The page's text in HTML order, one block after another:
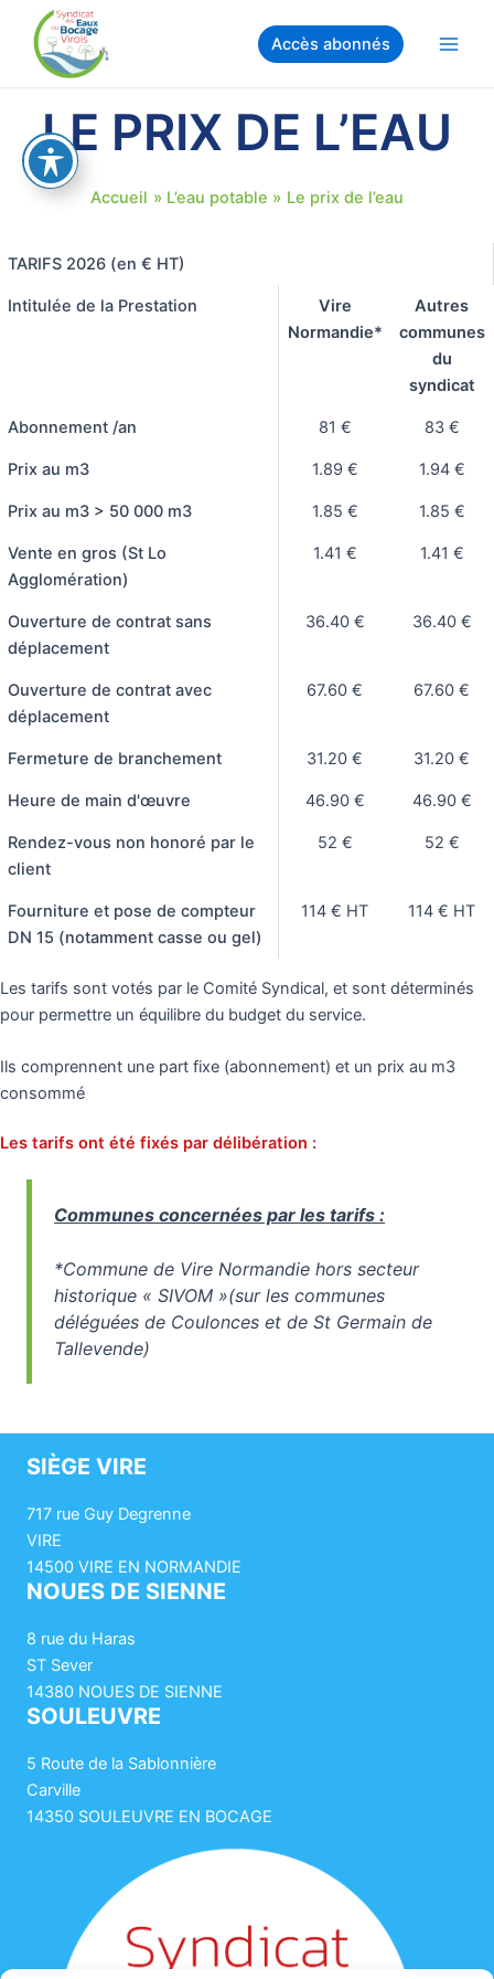
contenu
Accès abonnés
LE PRIX DE L’EAU
Accueil L’eau potable Le prix de l’eau
TARIFS 2026 (en € HT)
Intitulée de la Prestation
Vire
Normandie*
Autres
communes
du
syndicat
Abonnement /an 81 € 83 €
Prix au m3 1.89 € 1.94 €
Prix au m3 > 50 000 m3 1.85 € 1.85 €
Vente en gros (St Lo
Agglomération)
1.41 € 1.41 €
Ouverture de contrat sans
déplacement
36.40 € 36.40 €
Ouverture de contrat avec
déplacement
67.60 € 67.60 €
Fermeture de branchement 31.20 € 31.20 €
Heure de main d'œuvre 46.90 € 46.90 €
Rendez-vous non honoré par le
client
52 € 52 €
Fourniture et pose de compteur
DN 15 (notamment casse ou gel)
114 € HT 114 € HT
Les tarifs sont votés par le Comité Syndical, et sont déterminés
pour permettre un équilibre du budget du service.
Ils comprennent une part fixe (abonnement) et un prix au m3
consommé
Les tarifs ont été fixés par délibération :
Communes concernées par les tarifs :
*Commune de Vire Normandie hors secteur
historique « SIVOM »(sur les communes
déléguées de Coulonces et de St Germain de
Tallevende)
SIÈGE VIRE
717 rue Guy Degrenne
VIRE
14500 VIRE EN NORMANDIE
NOUES DE SIENNE
8 rue du Haras
ST Sever
14380 NOUES DE SIENNE
SOULEUVRE
5 Route de la Sablonnière
Carville
14350 SOULEUVRE EN BOCAGE